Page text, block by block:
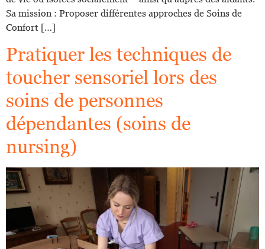
Sa mission : Proposer différentes approches de Soins de
Confort […]
Pratiquer les techniques de
toucher sensoriel lors des
soins de personnes
dépendantes (soins de
nursing)